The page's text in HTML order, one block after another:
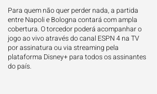
Para quem não quer perder nada, a partida
entre Napoli e Bologna contará com ampla
cobertura. O torcedor poderá acompanhar o
jogo ao vivo através do canal ESPN 4 na TV
por assinatura ou via streaming pela
plataforma Disney+ para todos os assinantes
do país.